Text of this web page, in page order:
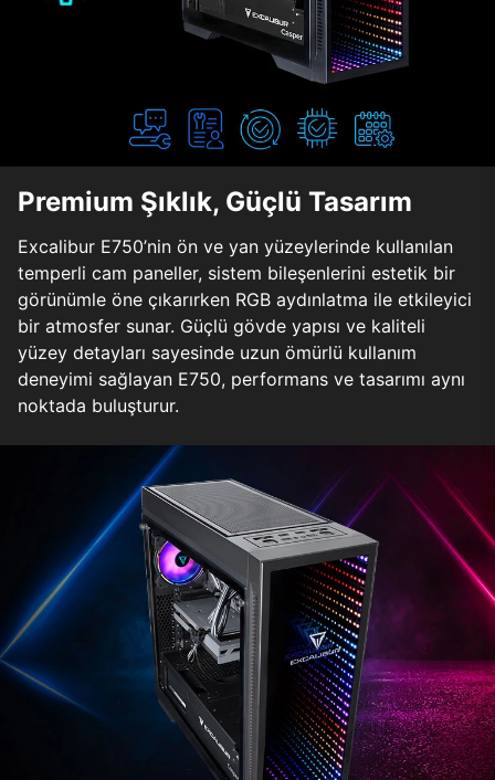
Premium Şıklık, Güçlü Tasarım
Excalibur E750’nin ön ve yan yüzeylerinde kullanılan
temperli cam paneller, sistem bileşenlerini estetik bir
görünümle öne çıkarırken RGB aydınlatma ile etkileyici
bir atmosfer sunar. Güçlü gövde yapısı ve kaliteli
yüzey detayları sayesinde uzun ömürlü kullanım
deneyimi sağlayan E750, performans ve tasarımı aynı
noktada buluşturur.